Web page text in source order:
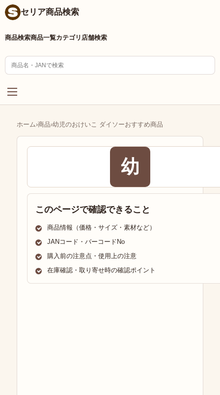
セリア商品検索
商品検索商品一覧カテゴリ 店舗検索
ホーム›商品›幼児のおけいこ ダイソーおすすめ商品
幼
このページで確認できること
商品情報（価格・サイズ・素材など）
JANコード・バーコードNo
購入前の注意点・使用上の注意
在庫確認・取り寄せ時の確認ポイント